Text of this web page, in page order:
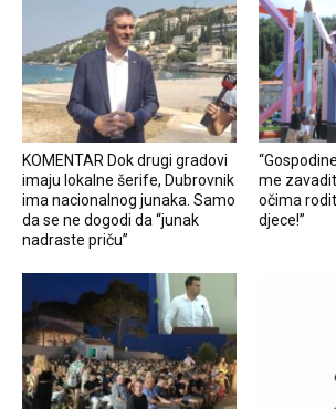
KOMENTAR Dok drugi gradovi
imaju lokalne šerife, Dubrovnik
ima nacionalnog junaka. Samo
da se ne dogodi da “junak
nadraste priču”
me
očima
djece!”